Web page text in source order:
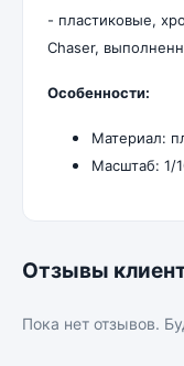
- пластиковые,
Chaser,
Особенности:
Материал:
Масштаб: 1/
Отзывы
Пока нет отзывов.